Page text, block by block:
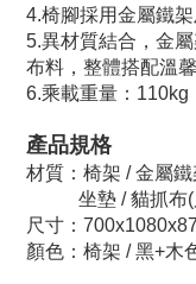
4.椅腳採用金屬鐵
5.異材質結合，金
布料，整體搭配溫馨
6.乘載重量：110kg
產品規格
材質：椅架 / 金屬
坐墊 / 貓抓布(
尺寸：
顏色：椅架 / 黑+木